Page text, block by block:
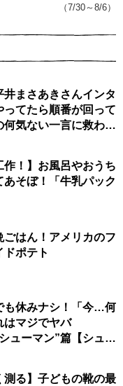
（7/30～8/6）
まさあきさんインタ
ってたら順番が回って
何気ない一言に救われ
作！】お風呂やおうち
そぼ！「牛乳パック
はん！アメリカのフ
ドポテト
も休みナシ！「今…何
マジでヤバ
ューマン”篇【シュー
測る】子どもの靴の最